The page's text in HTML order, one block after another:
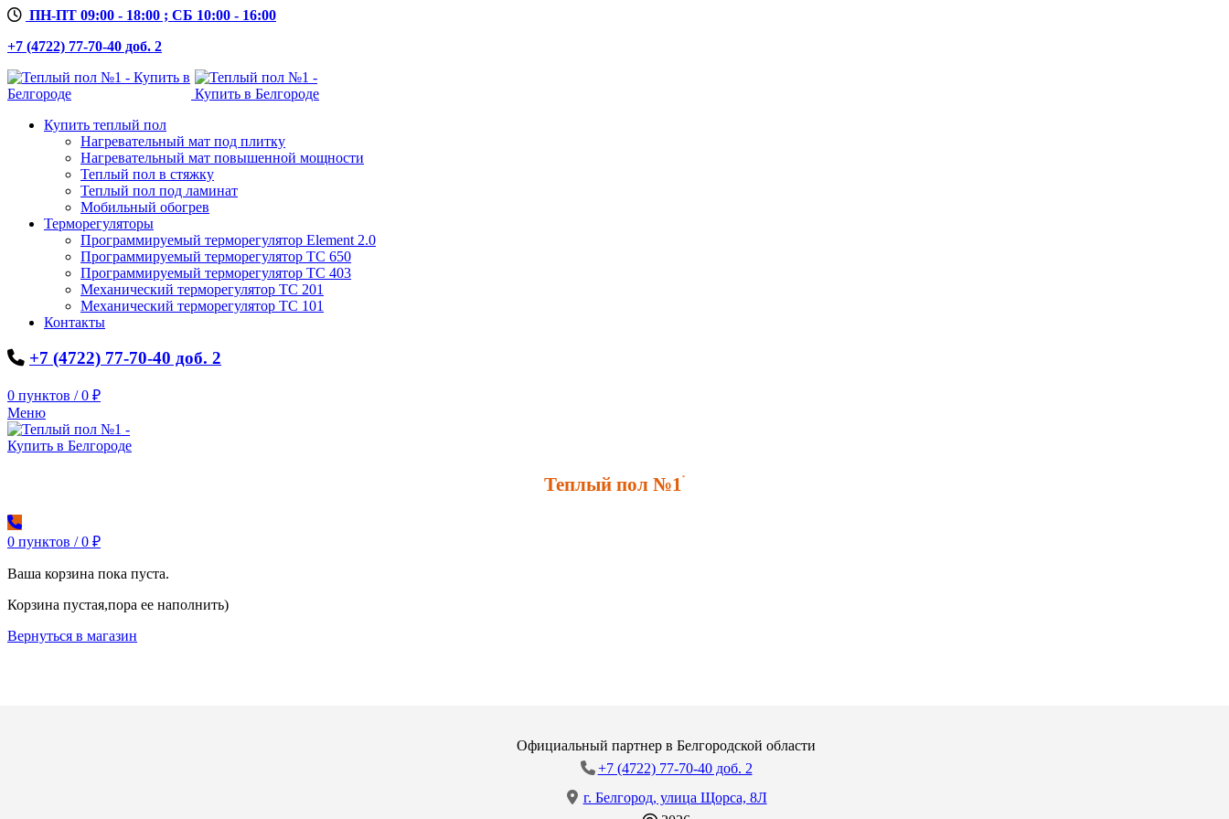
ПН-ПТ 09:00 - 18:00 ; СБ 10:00 - 16:00
+7 (4722) 77-70-40 доб. 2
Купить теплый пол
Нагревательный мат под плитку
Нагревательный мат повышенной мощности
Теплый пол в стяжку
Теплый пол под ламинат
Мобильный обогрев
Терморегуляторы
Программируемый терморегулятор Element 2.0
Программируемый терморегулятор ТС 650
Программируемый терморегулятор ТС 403
Механический терморегулятор ТС 201
Механический терморегулятор ТС 101
Контакты
+7 (4722) 77-70-40 доб. 2
0 пунктов / 0 ₽
Меню
Теплый пол №1 *
0 пунктов / 0 ₽
Ваша корзина пока пуста.
Корзина пустая,пора ее наполнить)
Вернуться в магазин
Официальный партнер в Белгородской области
+7 (4722) 77-70-40 доб. 2
г. Белгород, улица Щорса, 8Л